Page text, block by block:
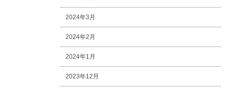
2024年3月
2024年2月
2024年1月
2023年12月